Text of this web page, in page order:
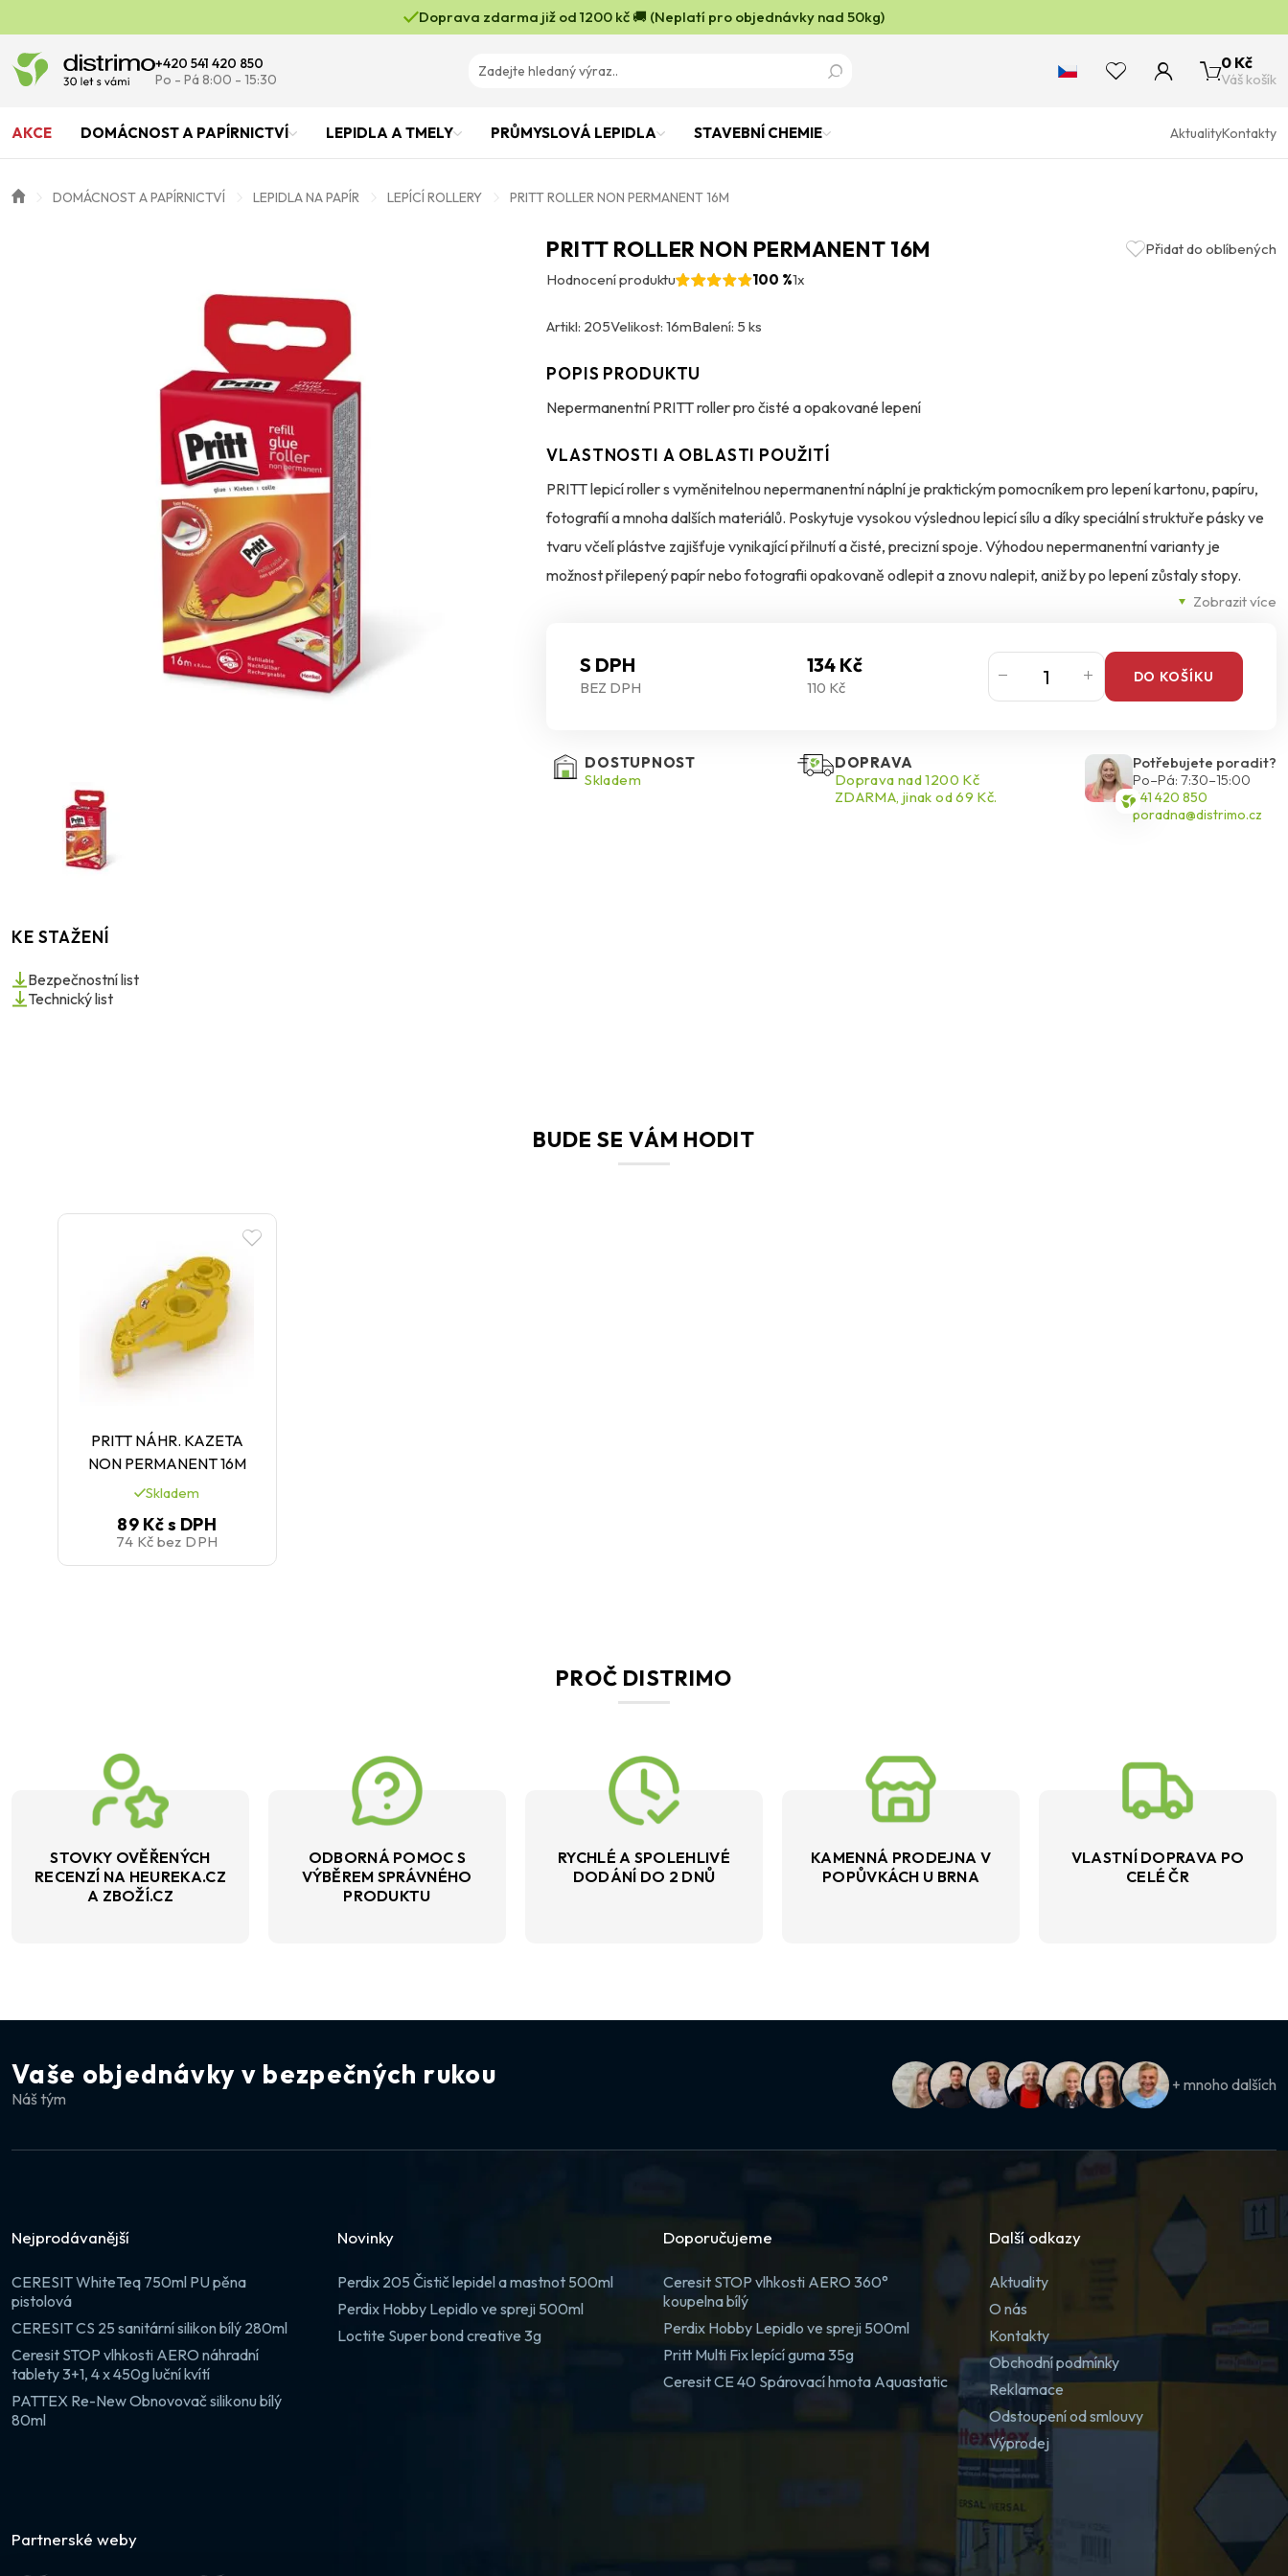
Doprava zdarma již od 1200 kč 🚚 (Neplatí pro objednávky nad 50kg)
+420 541 420 850
Po - Pá 8:00 - 15:30
0 Kč
Váš košík
AKCE DOMÁCNOST A PAPÍRNICTVÍ LEPIDLA A TMELY PRŮMYSLOVÁ LEPIDLA STAVEBNÍ CHEMIE AktualityKontakty
DOMÁCNOST A PAPÍRNICTVÍ LEPIDLA NA PAPÍR LEPÍCÍ ROLLERY PRITT ROLLER NON PERMANENT 16M
PRITT ROLLER NON PERMANENT 16M
Přidat do oblíbených
Hodnocení produktu
100 %1x
Artikl: 205Velikost: 16mBalení: 5 ks
KE STAŽENÍ
Bezpečnostní list
Technický list
POPIS PRODUKTU
Nepermanentní PRITT roller pro čisté a opakované lepení
Zobrazit více
VLASTNOSTI A OBLASTI POUŽITÍ
PRITT lepicí roller s vyměnitelnou nepermanentní náplní je praktickým pomocníkem pro lepení kartonu, papíru,
fotografií a mnoha dalších materiálů. Poskytuje vysokou výslednou lepicí sílu a díky speciální struktuře pásky ve
tvaru včelí plástve zajišťuje vynikající přilnutí a čisté, precizní spoje. Výhodou nepermanentní varianty je
možnost přilepený papír nebo fotografii opakovaně odlepit a znovu nalepit, aniž by po lepení zůstaly stopy.
S DPH 134 Kč
BEZ DPH 110 Kč
DO KOŠÍKU
DOSTUPNOST
Skladem
DOPRAVA
Doprava nad 1200 Kč
ZDARMA, jinak od 69 Kč.
Potřebujete poradit?
Po–Pá: 7:30–15:00
541 420 850
poradna@distrimo.cz
BUDE SE VÁM HODIT
PRITT NÁHR. KAZETA
NON PERMANENT 16M
Skladem
89 Kčs DPH
74 Kč bez DPH
PROČ DISTRIMO
STOVKY OVĚŘENÝCH
RECENZÍ NA HEUREKA.CZ
A ZBOŽÍ.CZ
ODBORNÁ POMOC S
VÝBĚREM SPRÁVNÉHO
PRODUKTU
RYCHLÉ A SPOLEHLIVÉ
DODÁNÍ DO 2 DNŮ
KAMENNÁ PRODEJNA V
POPŮVKÁCH U BRNA
VLASTNÍ DOPRAVA PO
CELÉ ČR
Vaše objednávky v bezpečných rukou
Náš tým
+ mnoho dalších
Nejprodávanější
CERESIT WhiteTeq 750ml PU pěna
pistolová
CERESIT CS 25 sanitární silikon bílý 280ml
Ceresit STOP vlhkosti AERO náhradní
tablety 3+1, 4 x 450g luční kvítí
PATTEX Re-New Obnovovač silikonu bílý
80ml
Novinky
Perdix 205 Čistič lepidel a mastnot 500ml
Perdix Hobby Lepidlo ve spreji 500ml
Loctite Super bond creative 3g
Doporučujeme
Ceresit STOP vlhkosti AERO 360°
koupelna bílý
Perdix Hobby Lepidlo ve spreji 500ml
Pritt Multi Fix lepící guma 35g
Ceresit CE 40 Spárovací hmota Aquastatic
Další odkazy
Aktuality
O nás
Kontakty
Obchodní podmínky
Reklamace
Odstoupení od smlouvy
Výprodej
Partnerské weby